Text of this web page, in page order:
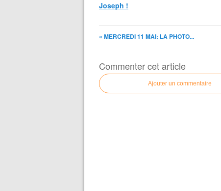
Joseph !
« MERCREDI 11 MAI: LA PHOTO...
Commenter cet article
Ajouter un commentaire